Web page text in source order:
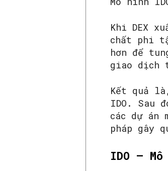
Khi DEX
chất phi
hơn để
giao dịch
Kết quả
IDO. Sau
các dự án
pháp gây
IDO –